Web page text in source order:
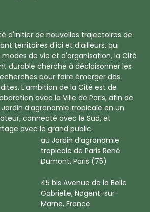
d'initier de nouvelles trajectoires de
territoires d'ici et d'ailleurs, qui
de vie et d'organisation, la Cité
durable cherche à décloisonner les
pour faire émerger des
L’ambition de la Cité est de
avec la Ville de Paris, afin de
Jardin d’agronomie tropicale en un
connecté avec le Sud, et
avec le grand public.
au Jardin d’agronomie
tropicale de Paris René
Dumont, Paris (75)
45 bis Avenue de la Belle
Gabrielle, Nogent-sur-
Marne, France